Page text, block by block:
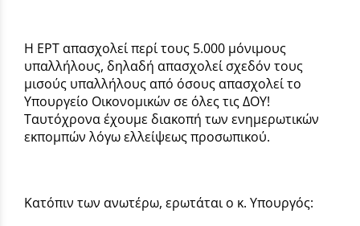
Η ΕΡΤ απασχολεί περί τους 5.000 μόνιμους
υπαλλήλους, δηλαδή απασχολεί σχεδόν τους
μισούς υπαλλήλους από όσους απασχολεί το
Υπουργείο Οικονομικών σε όλες τις ΔΟΥ!
Ταυτόχρονα έχουμε διακοπή των ενημερωτικών
εκπομπών λόγω ελλείψεως προσωπικού.
Κατόπιν των ανωτέρω, ερωτάται ο κ. Υπουργός: